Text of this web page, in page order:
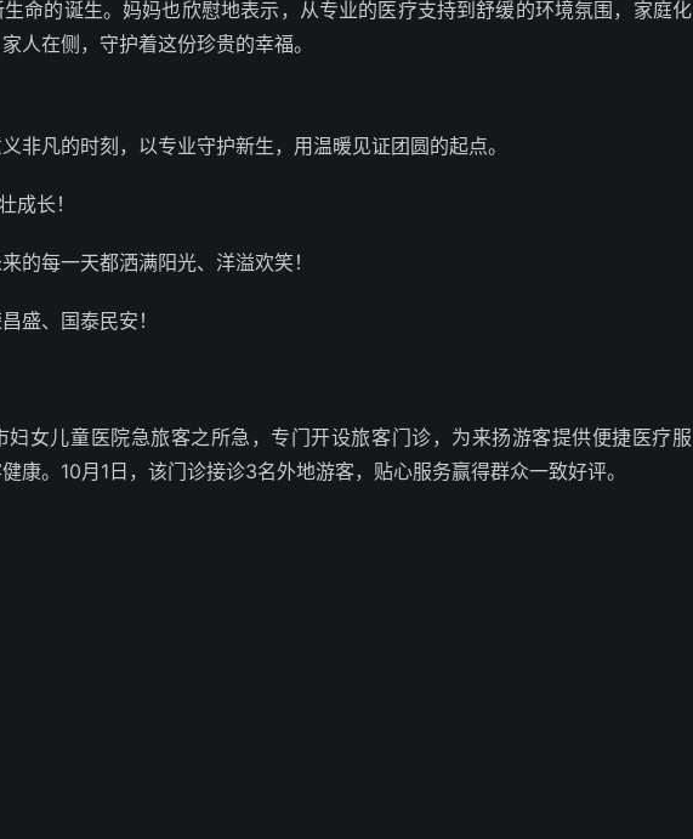
命的诞生。妈妈也欣慰地表示，从专业的医疗支持到舒缓的环境氛围，家庭化
人在侧，守护着这份珍贵的幸福。
非凡的时刻，以专业守护新生，用温暖见证团圆的起点。
成长！
的每一天都洒满阳光、洋溢欢笑！
盛、国泰民安！
妇女儿童医院急旅客之所急，专门开设旅客门诊，为来扬游客提供便捷医疗服
康。10月1日，该门诊接诊3名外地游客，贴心服务赢得群众一致好评。